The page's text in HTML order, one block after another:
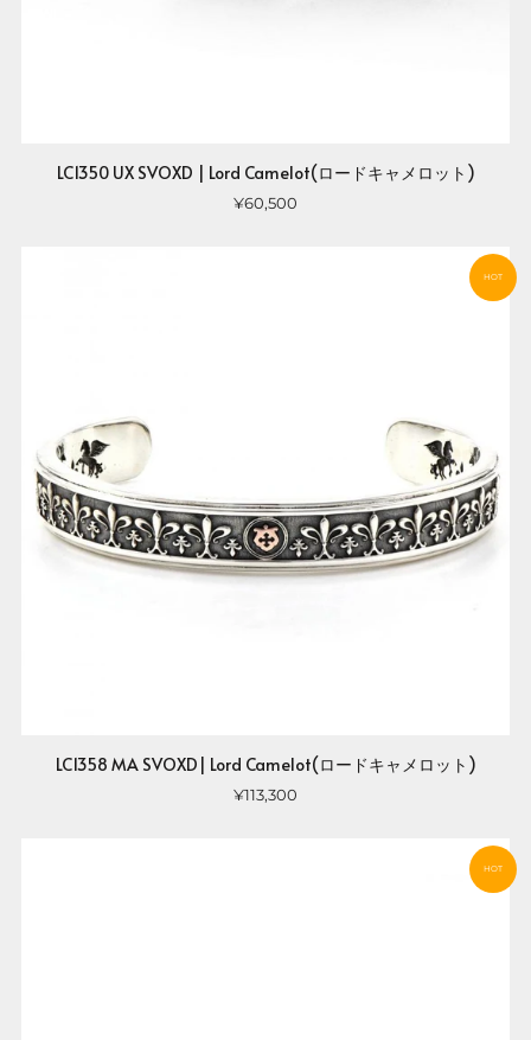
LC1350 UX SVOXD | Lord Camelot(ロードキャメロット)
¥60,500
HOT
LC1358 MA SVOXD| Lord Camelot(ロードキャメロット)
¥113,300
HOT